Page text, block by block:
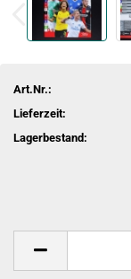
Art.Nr.:
Lieferzeit:
Lagerbestand: